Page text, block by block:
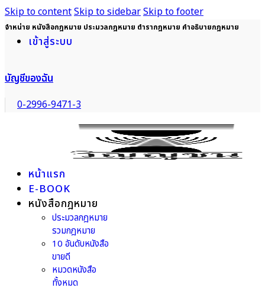
Skip to contentSkip to sidebarSkip to footer
จำหน่าย หนังสือกฎหมาย ประมวลกฎหมาย ตำรากฎหมาย คำอธิบายกฎหมาย
เข้าสู่ระบบ
บัญชีของฉัน
0-2996-9471-3
หน้าแรก
E-BOOK
หนังสือกฎหมาย
ประมวลกฎหมาย
รวมกฎหมาย
10 อันดับหนังสือ
ขายดี
หมวดหนังสือ
ทั้งหมด